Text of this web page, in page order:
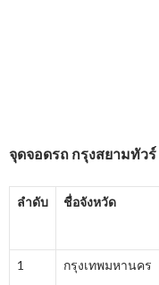
จุดจอดรถ กรุงสยามทัวร์
ลำดับ ชื่อจังหวัด
1 กรุงเทพมหานคร